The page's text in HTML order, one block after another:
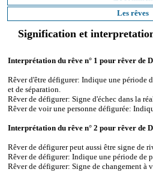
Les rêves
Signification et
Interprétation du rêve n° 1 pour rêver de
Rêver d'être défigurer: Indique une période
et de séparation.
Rêver de défigurer: Signe d'échec dans la
Rêver de voir une personne défigurée:
Interprétation du rêve n° 2 pour rêver de
Rêver de défigurer peut aussi être signe de
Rêver de défigurer: Indique une période de
Rêver de défigurer: Signe de changement à